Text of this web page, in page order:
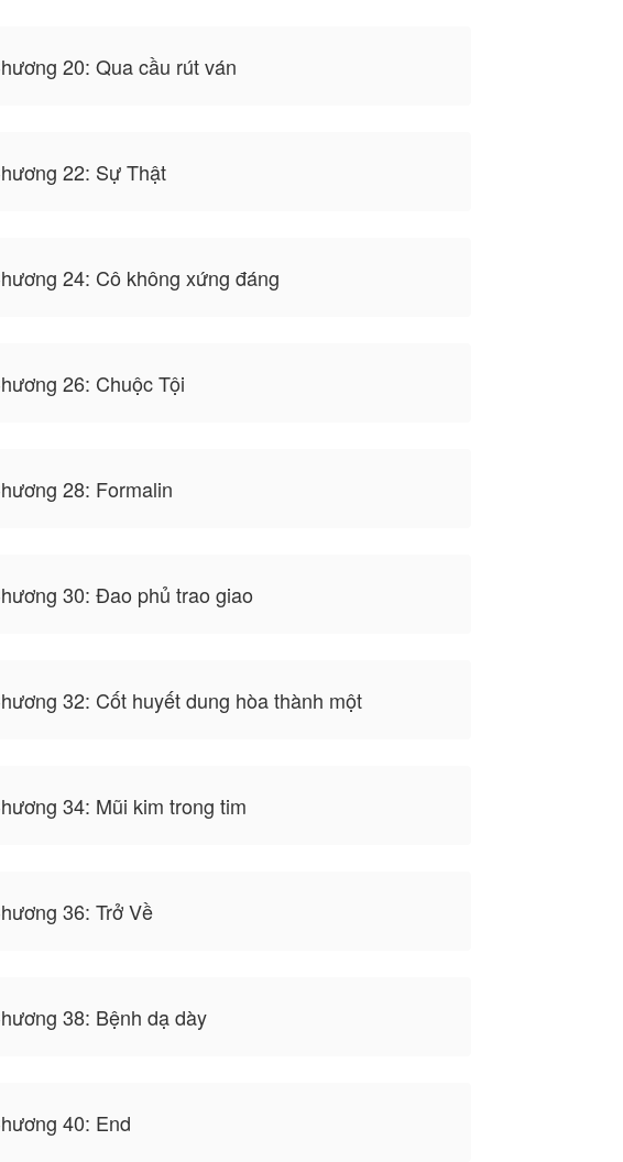
20: Qua cầu rút ván
22: Sự Thật
24: Cô không xứng đáng
26: Chuộc Tội
28: Formalin
30: Đao phủ trao giao
32: Cốt huyết dung hòa thành một
34: Mũi kim trong tim
36: Trở Về
38: Bệnh dạ dày
40: End